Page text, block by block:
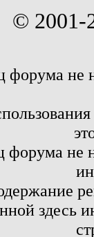
© 2001-
форума не
не
здесь